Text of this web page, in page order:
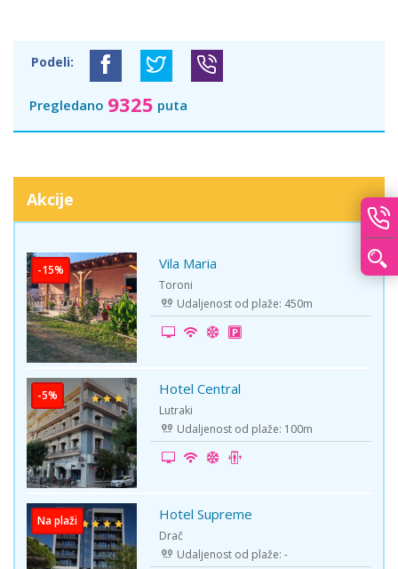
Podeli:
Pregledano 9325 puta
Akcije
-15% Vila Maria
Toroni
Udaljenost od plaže: 450m
-5% Hotel Central
Lutraki
Udaljenost od plaže: 100m
Na plaži Hotel Supreme
Drač
Udaljenost od plaže: -